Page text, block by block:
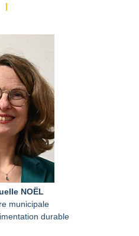
|
NOËL
municipale
durable